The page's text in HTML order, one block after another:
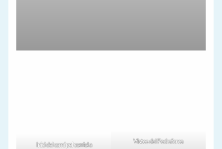
Inici del camí pel corriol a
Vistes del Pedraforca